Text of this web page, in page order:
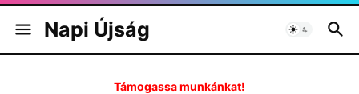
Napi Újság
Támogassa munkánkat!